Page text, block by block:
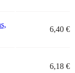
6,40 €
6,18 €